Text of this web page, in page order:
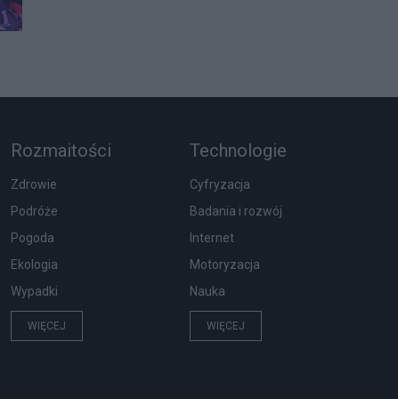
Rozmaitości
Zdrowie
Podróże
Pogoda
Ekologia
Wypadki
WIĘCEJ
Technologie
Cyfryzacja
Badania i rozwój
Internet
Motoryzacja
Nauka
WIĘCEJ